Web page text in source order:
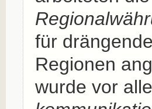
für
Regionen
wurde vor